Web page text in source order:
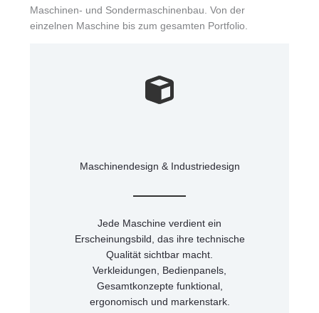
Maschinen- und Sondermaschinenbau. Von der
einzelnen Maschine bis zum gesamten Portfolio.
Maschinendesign & Industriedesign
Jede Maschine verdient ein
Erscheinungsbild, das ihre technische
Qualität sichtbar macht.
Verkleidungen, Bedienpanels,
Gesamtkonzepte funktional,
ergonomisch und markenstark.